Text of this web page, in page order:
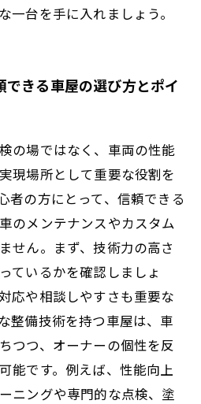
一台を手に入れましょう。
きる車屋の選び方とポイ
の場ではなく、車両の性能
現場所として重要な役割を
者の方にとって、信頼できる
のメンテナンスやカスタム
せん。まず、技術力の高さ
ているかを確認しましょ
応や相談しやすさも重要な
整備技術を持つ車屋は、車
つつ、オーナーの個性を反
能です。例えば、性能向上
ニングや専門的な点検、塗